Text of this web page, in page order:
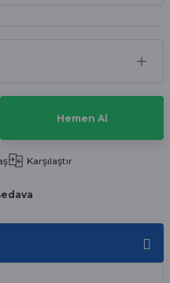
Hemen Al
Karşılaştır